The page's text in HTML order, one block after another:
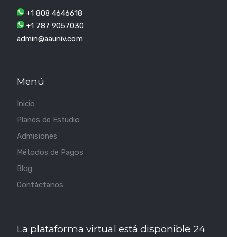
+1 808 4646618
+1 787 9057030
admin@aauniv.com
Menú
Inicio
Planes de Estudio
Admisiones
Métodos de Pagos
Blog
Contáctanos
La plataforma virtual está disponible 24